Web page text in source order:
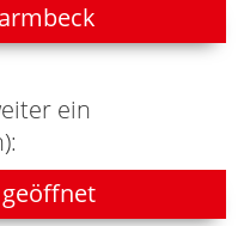
ein